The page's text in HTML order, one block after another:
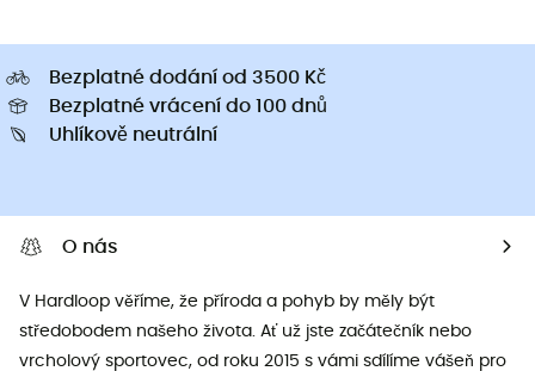
Bezplatné dodání od 3500 Kč
Bezplatné vrácení do 100 dnů
Uhlíkově neutrální
O nás
V Hardloop věříme, že příroda a pohyb by měly být
středobodem našeho života. Ať už jste začátečník nebo
vrcholový sportovec, od roku 2015 s vámi sdílíme vášeň pro